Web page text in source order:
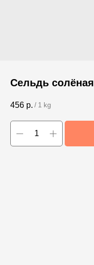
Сельдь солёная
456 р. / 1 kg